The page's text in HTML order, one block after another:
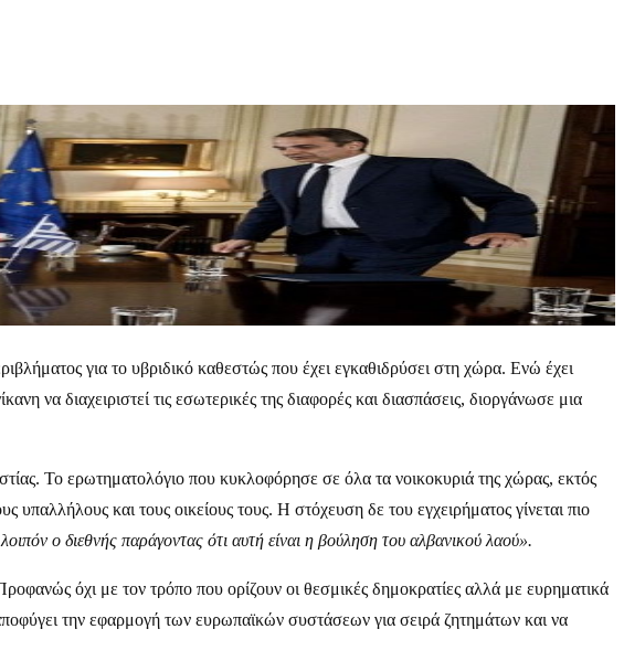
για το υβριδικό καθεστώς που έχει εγκαθιδρύσει στη χώρα. Ενώ έχει
να διαχειριστεί τις εσωτερικές της διαφορές και διασπάσεις, διοργάνωσε μια
Το ερωτηματολόγιο που κυκλοφόρησε σε όλα τα νοικοκυριά της χώρας, εκτός
και τους οικείους τους. Η στόχευση δε του εγχειρήματος γίνεται πιο
ο διεθνής παράγοντας ότι αυτή είναι η βούληση του αλβανικού λαού».
όχι με τον τρόπο που ορίζουν οι θεσμικές δημοκρατίες αλλά με ευρηματικά
την εφαρμογή των ευρωπαϊκών συστάσεων για σειρά ζητημάτων και να